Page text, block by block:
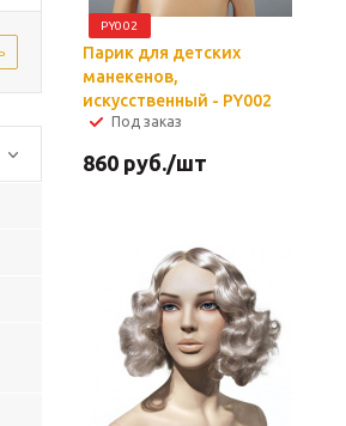
PY002
Парик для детских
манекенов,
искусственный - PY002
Под заказ
860 руб./шт